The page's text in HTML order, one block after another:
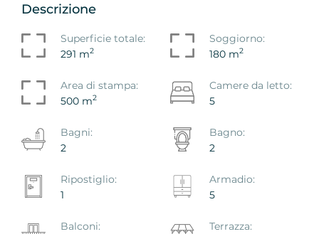
Descrizione
Superficie totale:
291 m2
Soggiorno:
180 m2
Area di stampa:
500 m2
Camere da letto:
5
Bagni:
2
Bagno:
2
Ripostiglio:
1
Armadio:
5
Balconi:
Terrazza: